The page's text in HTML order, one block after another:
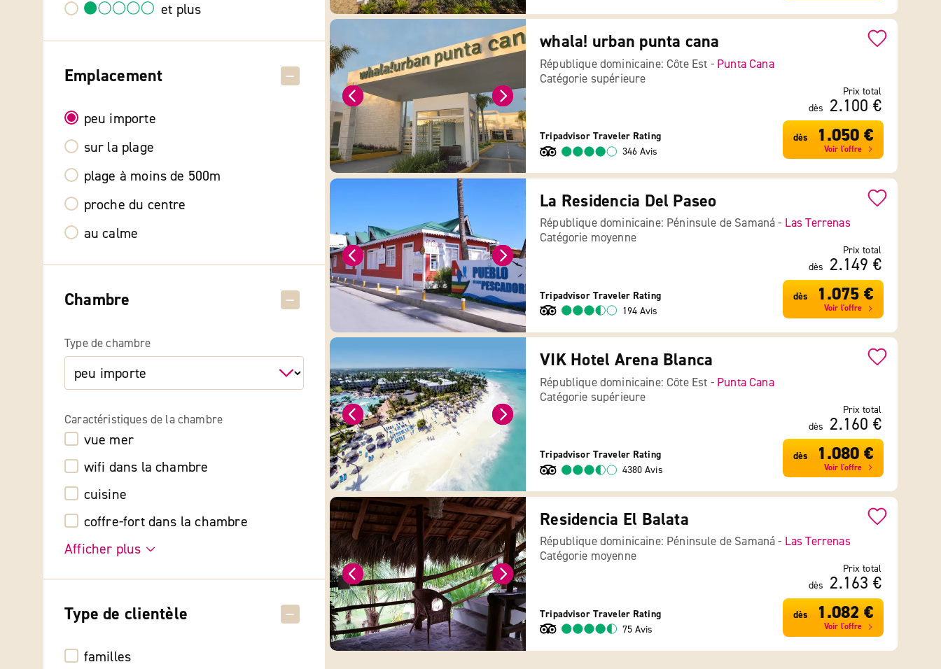
et plus
Emplacement
peu importe
sur la plage
plage à moins de 500m
proche du centre
au calme
Chambre
Type de chambre
Caractéristiques de la chambre
vue mer
wifi dans la chambre
cuisine
coffre-fort dans la chambre
Afficher plus
Type de clientèle
familles
whala! urban punta cana
République dominicaine: Côte Est - Punta Cana
Catégorie supérieure
Tripadvisor Traveler Rating
346 Avis
Prix total
dès
2.100 €
dès 1.050 €
Voir l'offre
La Residencia Del Paseo
République dominicaine: Péninsule de Samaná - Las Terrenas
Catégorie moyenne
Tripadvisor Traveler Rating
194 Avis
Prix total
dès
2.149 €
dès 1.075 €
Voir l'offre
VIK Hotel Arena Blanca
République dominicaine: Côte Est - Punta Cana
Catégorie supérieure
Tripadvisor Traveler Rating
4380 Avis
Prix total
dès
2.160 €
dès 1.080 €
Voir l'offre
Residencia El Balata
République dominicaine: Péninsule de Samaná - Las Terrenas
Catégorie moyenne
Tripadvisor Traveler Rating
75 Avis
Prix total
dès
2.163 €
dès 1.082 €
Voir l'offre